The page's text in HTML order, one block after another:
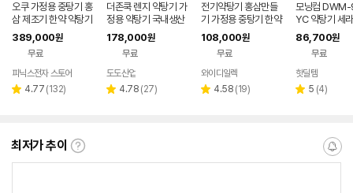
오쿠 가정용 중탕기 홍
삼 제조기 한약 약탕기
한약 찜기 추석 부모님
선물 OC-2200PR
389,000원
무료
피닉스전자 스토어
별 4.77 리
(132)
더존쿡 렌지 약탕기 가
정용 약탕기 국내생산
홍삼제조기 만능 달임
포트 중탕기 4L
178,000원
무료
도도산업
별 4.78 리
(27)
전기약탕기 홍삼만들
기 가정용 중탕기 한약
달이기 도자기약탕기
108,000원
무료
와이디일렉
별 4.58 리
(19)
모닝컴
YC 약탕기 세
탕기 3L 한약
출기 보온 멀티
86,700원
무료
핫딜템
별 5 리
(4)
최저가 추이
최
알